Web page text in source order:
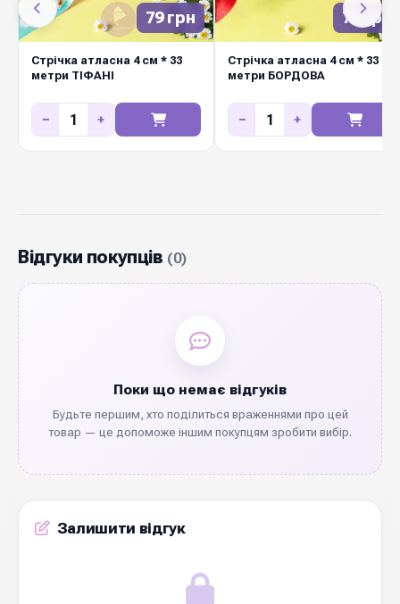
79 грн
Стрічка атласна 4 см * 33
метри ТІФАНІ
− +
79 грн
Стрічка атласна 4 см * 33
метри БОРДОВА
− +
Відгуки покупців (0)
Поки що немає відгуків
Будьте першим, хто поділиться враженнями про цей
товар — це допоможе іншим покупцям зробити вибір.
Залишити відгук